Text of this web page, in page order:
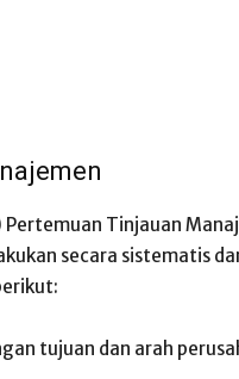
Tinjauan
secara sistematis
tujuan dan arah